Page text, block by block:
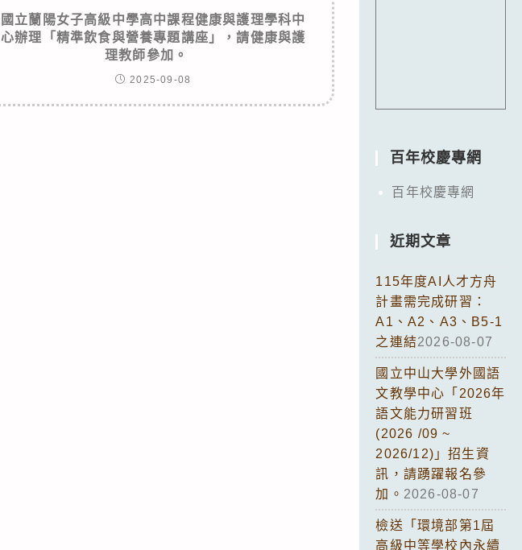
國立蘭陽女子高級中學高中課程健康與護理學科中
心辦理「精準飲食與營養專題講座」，請健康與護
理教師參加。
2025-09-08
百年校慶專網
百年校慶專網
近期文章
115年度AI人才方舟
計畫需完成研習：
A1、A2、A3、B5-1
之連結2026-08-07
國立中山大學外國語
文教學中心「2026年
語文能力研習班
(2026 /09 ~
2026/12)」招生資
訊，請踴躍報名參
加。 2026-08-07
檢送「環境部第1屆
高級中等學校內永續